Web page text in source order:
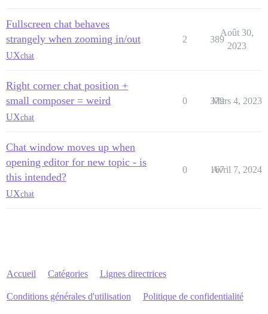
Fullscreen chat behaves
strangely when zooming in/out
UXchat
2 389
Août 30,
2023
Right corner chat position +
small composer = weird
UXchat
0 379
Mars 4, 2023
Chat window moves up when
opening editor for new topic - is
this intended?
UXchat
0 167
Avril 7, 2024
Accueil Catégories Lignes directrices
Conditions générales d'utilisation Politique de confidentialité